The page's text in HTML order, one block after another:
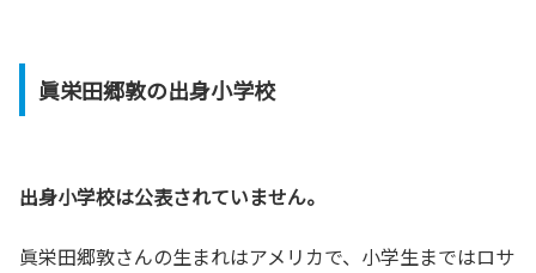
眞栄田郷敦の出身小学校
出身小学校は公表されていません。
眞栄田郷敦さんの生まれはアメリカで、小学生まではロサ